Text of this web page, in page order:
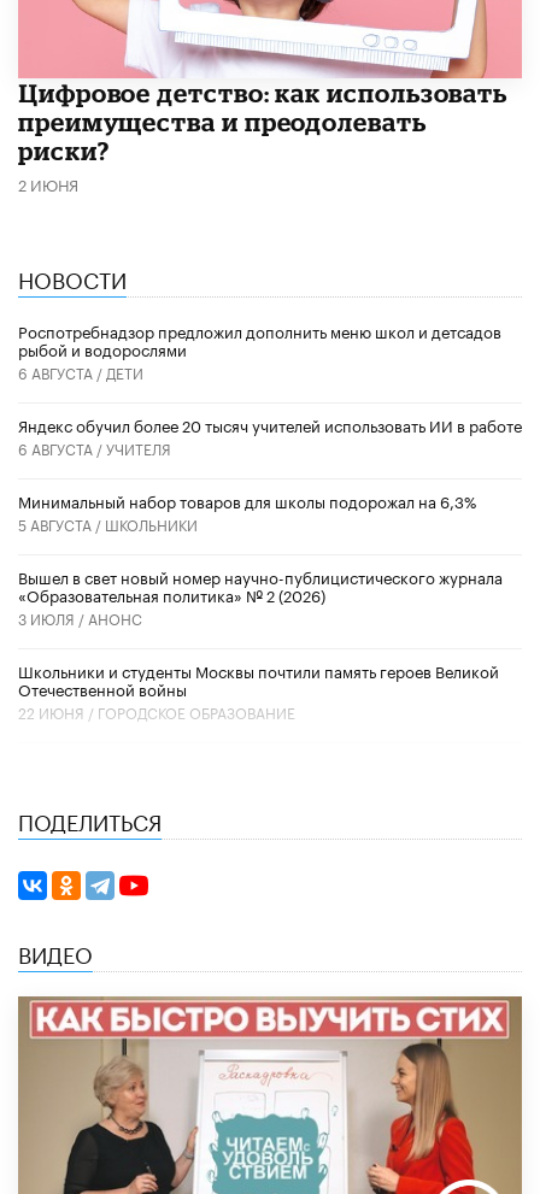
​Цифровое детство: как использовать
преимущества и преодолевать
риски?
2 ИЮНЯ
НОВОСТИ
Роспотребнадзор предложил дополнить меню школ и детсадов
рыбой и водорослями
6 АВГУСТА / ДЕТИ
​Яндекс обучил более 20 тысяч учителей использовать ИИ в работе
6 АВГУСТА /УЧИТЕЛЯ
Минимальный набор товаров для школы подорожал на 6,3%
5 АВГУСТА / ШКОЛЬНИКИ
Вышел в свет новый номер научно-публицистического журнала
«Образовательная политика» № 2 (2026)
3 ИЮЛЯ / АНОНС
Школьники и студенты Москвы почтили память героев Великой
Отечественной войны
22 ИЮНЯ / ГОРОДСКОЕ ОБРАЗОВАНИЕ
ПОДЕЛИТЬСЯ
ВИДЕО